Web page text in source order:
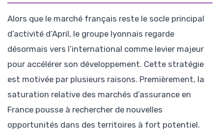
Alors que le marché français reste le socle principal
d’activité d’April, le groupe lyonnais regarde
désormais vers l’international comme levier majeur
pour accélérer son développement. Cette stratégie
est motivée par plusieurs raisons. Premièrement, la
saturation relative des marchés d’assurance en
France pousse à rechercher de nouvelles
opportunités dans des territoires à fort potentiel.